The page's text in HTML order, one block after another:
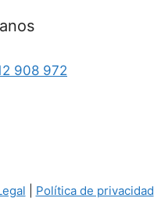
908 972
Política de privacidad